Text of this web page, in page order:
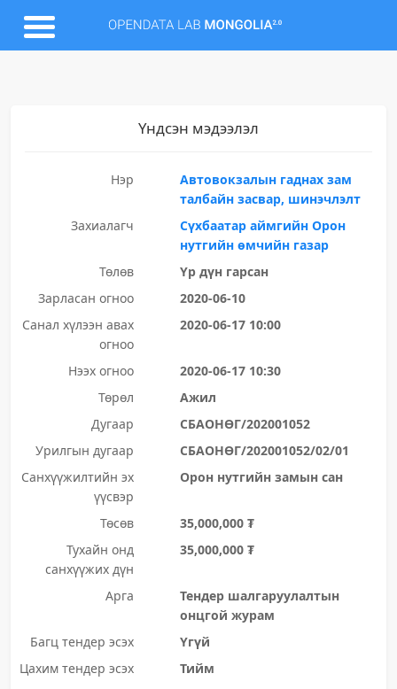
Үндсэн мэдээлэл
Нэр
Автовокзалын гаднах зам
талбайн засвар, шинэчлэлт
Захиалагч
Сүхбаатар аймгийн Орон
нутгийн өмчийн газар
Төлөв
Үр дүн гарсан
Зарласан огноо
2020-06-10
Санал хүлээн авах
огноо
2020-06-17 10:00
Нээх огноо
2020-06-17 10:30
Төрөл
Ажил
Дугаар
СБАОНӨГ/202001052
Урилгын дугаар
СБАОНӨГ/202001052/02/01
Санхүүжилтийн эх
үүсвэр
Орон нутгийн замын сан
Төсөв
35,000,000 ₮
Тухайн онд
санхүүжих дүн
35,000,000 ₮
Арга
Тендер шалгаруулалтын
онцгой журам
Багц тендер эсэх
Үгүй
Цахим тендер эсэх
Тийм